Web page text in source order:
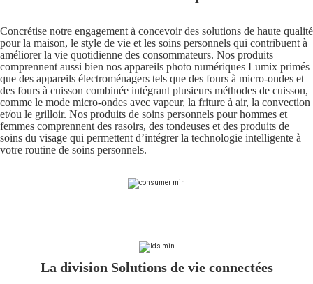
Concrétise notre engagement à concevoir des solutions de haute qualité
pour la maison, le style de vie et les soins personnels qui contribuent à
améliorer la vie quotidienne des consommateurs. Nos produits
comprennent aussi bien nos appareils photo numériques Lumix primés
que des appareils électroménagers tels que des fours à micro-ondes et
des fours à cuisson combinée intégrant plusieurs méthodes de cuisson,
comme le mode micro-ondes avec vapeur, la friture à air, la convection
et/ou le grilloir. Nos produits de soins personnels pour hommes et
femmes comprennent des rasoirs, des tondeuses et des produits de
soins du visage qui permettent d’intégrer la technologie intelligente à
votre routine de soins personnels.
La division Solutions de vie connectées